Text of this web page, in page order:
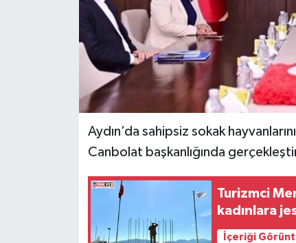
Aydın’da sahipsiz sokak
Canbolat başkanlığında
Turizmci
kadınlara
İçeriği